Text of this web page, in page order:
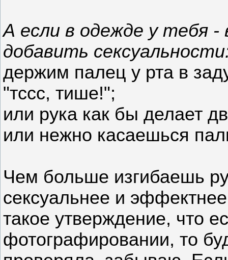
А если в одежде у тебя
добавить
держим палец у рта в
"тссс, тише!";
или рука как бы делает
или нежно касаешься
Чем больше изгибаешь
сексуальнее и
такое утверждение, что
фотографировании, то